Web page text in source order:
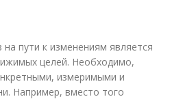
пути к изменениям является
целей. Необходимо,
измеримыми и
Например, вместо того